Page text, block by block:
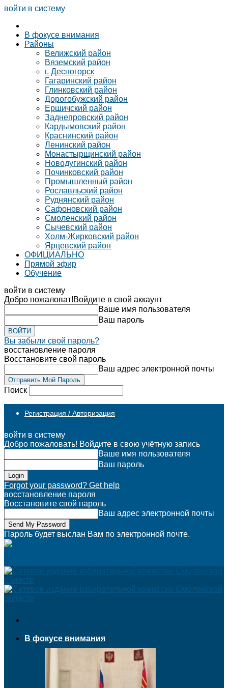
войти в систему
В фокусе внимания
Районы
Велижский район
Вяземский район
г. Десногорск
Гагаринский район
Глинковский район
Дорогобужский район
Ершичский район
Заднепровский район
Кардымовский район
Краснинский район
Ленинский район
Монастырщинский район
Новодугинский район
Починковский район
Промышленный район
Рославльский район
Руднянский район
Сафоновский район
Смоленский район
Сычевский район
Холм-Жирковский район
Ярцевский район
ОФИЦИАЛЬНО
Прямой эфир
Обучение
войти в систему
Добро пожаловат!Войдите в свой аккаунт
Ваше имя пользователя
Ваш пароль
Вы забыли свой пароль?
восстановление пароля
Восстановите свой пароль
Ваш адрес электронной почты
Поиск
Регистрация / Авторизация
войти в систему
Добро пожаловать! Войдите в свою учётную запись
Ваше имя пользователя
Ваш пароль
Forgot your password? Get help
восстановление пароля
Восстановите свой пароль
Ваш адрес электронной почты
Пароль будет выслан Вам по электронной почте.
В фокусе внимания